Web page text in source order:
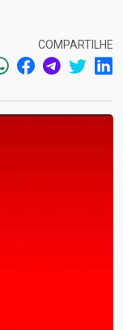
COMPARTILHE